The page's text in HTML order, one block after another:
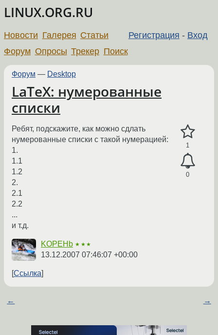
LINUX.ORG.RU
Регистрация - Вход
Новости Галерея Статьи
Форум Опросы Трекер Поиск
Форум — Desktop
LaTeX: нумерованные
списки
1
0
Ребят, подскажите, как можно сдлать
нумерованные списки с такой нумерацией:
1.
1.1
1.2
2.
2.1
2.2
...
и т.д.
KOPEHb ★★★
13.12.2007 07:46:07 +00:00
Ссылка
← →